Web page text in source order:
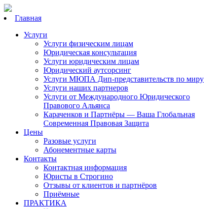
Главная
Услуги
Услуги физическим лицам
Юридическая консультация
Услуги юридическим лицам
Юридический аутсорсинг
Услуги МЮПА Дип-представительств по миру
Услуги наших партнеров
Услуги от Международного Юридического
Правового Альянса
Караченков и Партнёры — Ваша Глобальная
Современная Правовая Защита
Цены
Разовые услуги
Абонементные карты
Контакты
Контактная информация
Юристы в Строгино
Отзывы от клиентов и партнёров
Приёмные
ПРАКТИКА